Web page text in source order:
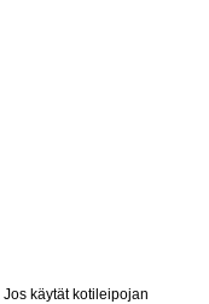
käytät kotileipojan